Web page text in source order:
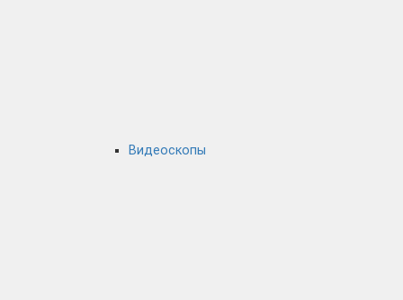
Видеоскопы